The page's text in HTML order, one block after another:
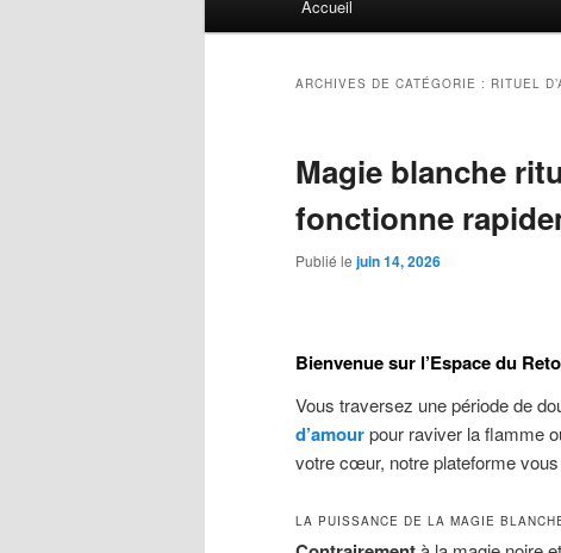
Accueil
ARCHIVES DE CATÉGORIE : RITUEL
Magie blanche
fonctionne
Publié le juin 14, 2026
Bienvenue sur l’Espace du
Vous traversez une période de
d’amourpour raviver la flamme
votre cœur, notre plateforme
LA PUISSANCE DE LA MAGIE